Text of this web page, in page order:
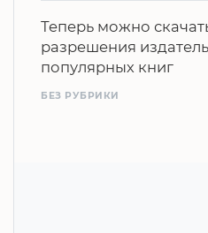
Теперь можно
разрешения
популярных книг
БЕЗ РУБРИКИ